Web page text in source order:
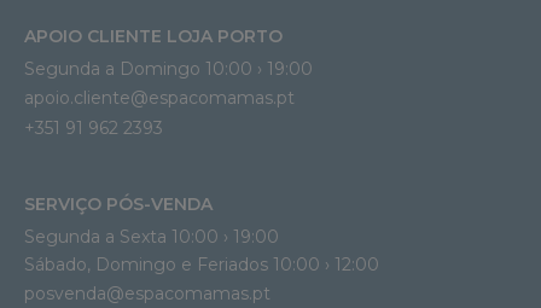
APOIO CLIENTE LOJA PORTO
Segunda a Domingo 10:00 › 19:00
apoio.cliente@espacomamas.pt
+351 91 962 2393
SERVIÇO PÓS-VENDA
Segunda a Sexta 10:00 › 19:00
Sábado, Domingo e Feriados 10:00 › 12:00
posvenda@espacomamas.pt